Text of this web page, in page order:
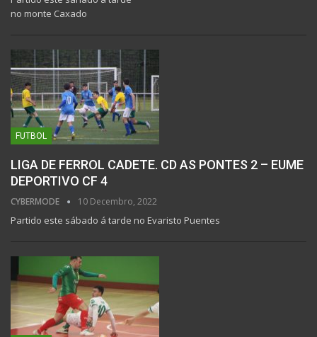
no monte Caxado
FUTBOL
LIGA DE FERROL CADETE. CD AS PONTES 2 – EUME
DEPORTIVO CF 4
CYBERMODE 10 Decembro, 2022
Partido este sábado á tarde no Evaristo Puentes